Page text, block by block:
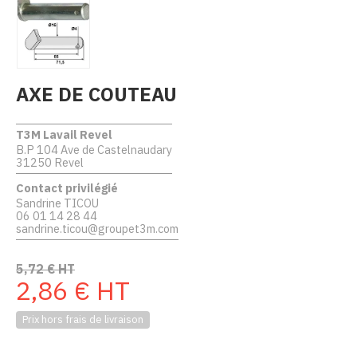
AXE DE COUTEAU
T3M Lavail Revel
B.P 104 Ave de Castelnaudary
31250 Revel
Contact privilégié
Sandrine TICOU
06 01 14 28 44
sandrine.ticou@groupet3m.com
5,72€ HT
2,86 € HT
Prix hors frais de livraison